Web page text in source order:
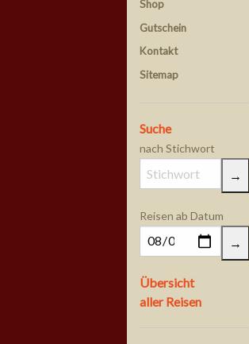
Shop
Gutschein
Kontakt
Sitemap
Suche
nach Stichwort
Reisen ab Datum
Übersicht
aller Reisen